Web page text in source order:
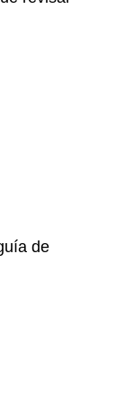
de